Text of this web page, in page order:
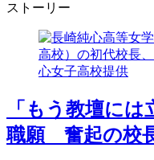
ストーリー
「もう教壇に
職願 奮起の校